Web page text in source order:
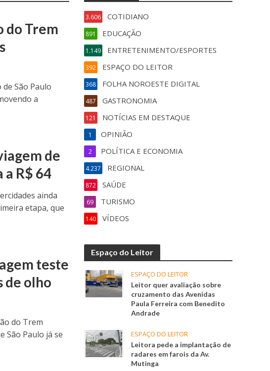
do Trem
São Paulo
a
de
a R$ 64
ainda
etapa, que
teste
de olho
do Trem
São Paulo já se
COTIDIANO
3.606
EDUCAÇÃO
891
ENTRETENIMENTO/ESPORTES
1.149
ESPAÇO DO LEITOR
392
FOLHA NOROESTE DIGITAL
368
GASTRONOMIA
487
NOTÍCIAS EM DESTAQUE
121
OPINIÃO
1
POLÍTICA E ECONOMIA
2
REGIONAL
4.237
SAÚDE
872
TURISMO
69
VÍDEOS
140
Espaço do Leitor
ESPAÇO DO LEITOR
Leitor quer avaliação sobre
cruzamento das Avenidas
Paula Ferreira com Benedito
Andrade
ESPAÇO DO LEITOR
Leitora pede a implantação de
radares em farois da Av.
Mutinga